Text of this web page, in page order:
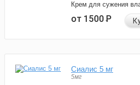
Крем для сужения
от 1500Р
Сиалис 5 мг
5мг